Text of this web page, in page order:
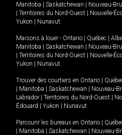
Manitoba | Saskatchewan | Nouveau-
| Territoires du Nord-Ouest | Nouvelle-
Yukon | Nunavut
Maisons à louer - Ontario | Québec |
Manitoba | Saskatchewan | Nouveau-
| Territoires du Nord-Ouest | Nouvelle-
Yukon | Nunavut
Trouver des courtiers en Ontario |
| Manitoba | Saskatchewan | Nouveau-
Labrador | Territoires du Nord-Ouest |
Édouard | Yukon | Nunavut
Parcourir les bureaux en Ontario |
| Manitoba | Saskatchewan | Nouveau-